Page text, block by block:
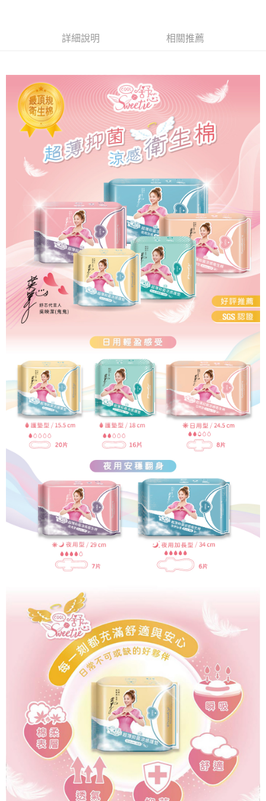
４．使用「AFTEE先享後付」時，將依據個別帳號之用戶狀況，依本公司即
恩沛科技股份有限公司將有權停止該用戶之使用額度並採取法律行動。
詳細說明 相關推薦